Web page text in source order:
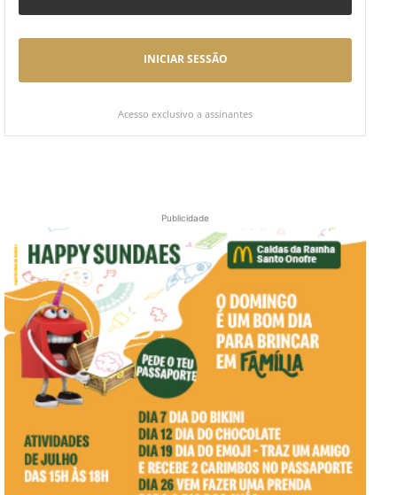
INICIAR SESSÃO
Acesso exclusivo a assinantes
Publicidade